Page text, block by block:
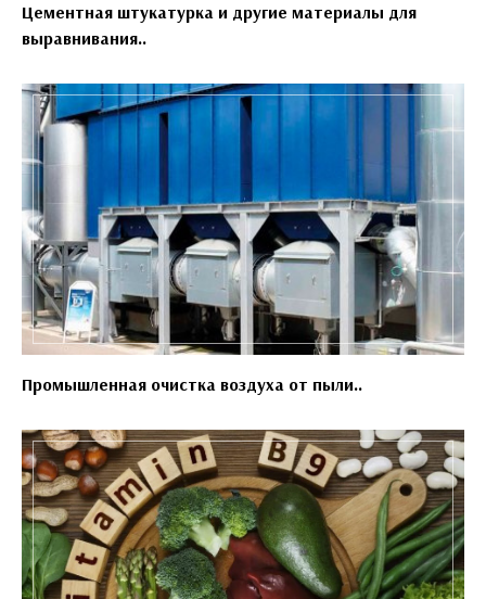
Цементная штукатурка и другие материалы для
выравнивания..
Промышленная очистка воздуха от пыли..